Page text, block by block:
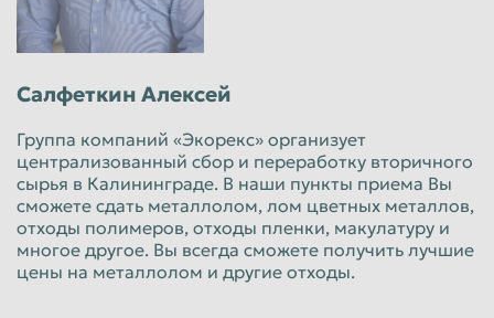
Салфеткин Алексей
Группа компаний «Экорекс» организует
централизованный сбор и переработку вторичного
сырья в Калининграде. В наши пункты приема Вы
сможете сдать металлолом, лом цветных металлов,
отходы полимеров, отходы пленки, макулатуру и
многое другое. Вы всегда сможете получить лучшие
цены на металлолом и другие отходы.